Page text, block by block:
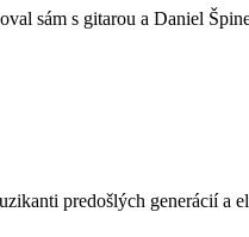
sám s gitarou a Daniel
predošlých generácií a